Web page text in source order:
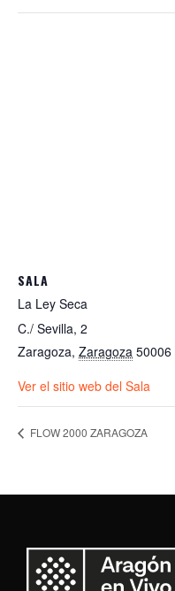
SALA
La Ley Seca
C./ Sevilla, 2
Zaragoza, Zaragoza 50006
Ver el sitio web del Sala
FLOW 2000 ZARAGOZA